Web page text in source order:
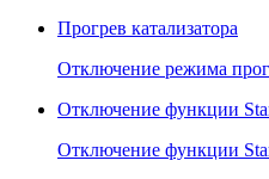
Прогрев катализатора
Отключение режима
Отключение функции
Отключение функции